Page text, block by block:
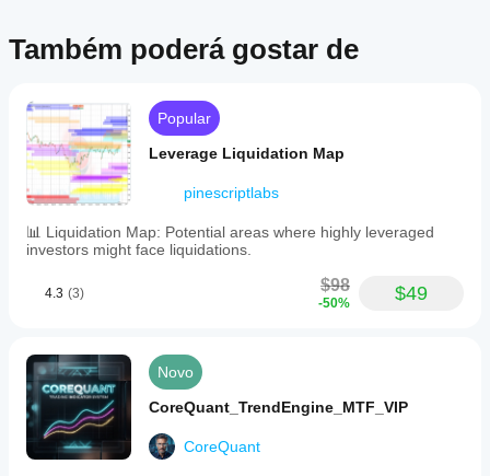
commodities,
stocks,
Perfil do indicador
Também poderá gostar de
Popular
Leverage Liquidation Map
pinescriptlabs
📊 Liquidation Map: Potential areas where highly leveraged
investors might face liquidations.
4.3 (3) $98
-50% $49
Novo
CoreQuant_TrendEngine_MTF_VIP
CoreQuant